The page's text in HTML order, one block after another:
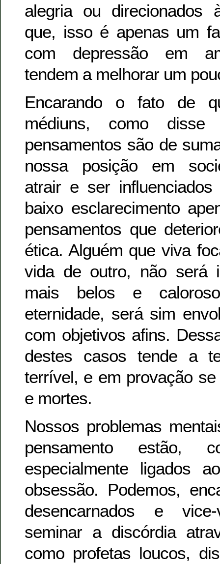
alegria ou direcionados
que, isso é apenas um
com depressão em
tendem a melhorar um
Encarando o fato de
médiuns, como disse
pensamentos são de
nossa posição em
atrair e ser
baixo esclarecimento
pensamentos que
ética. Alguém que viva
vida de outro, não será
mais belos e
eternidade, será sim
com objetivos afins.
destes casos tende a
terrível, e em provação
e mortes.
Nossos problemas
pensamento estão,
especialmente ligados
obsessão. Podemos,
desencarnados e
seminar a discórdia
como profetas loucos,